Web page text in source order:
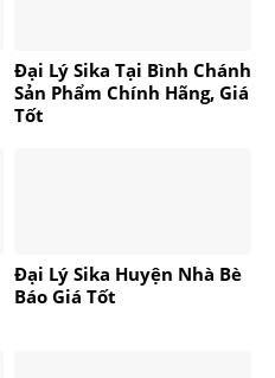
Đại Lý Sika Tại Bình Chánh
Sản Phẩm Chính Hãng, Giá
Tốt
Đại Lý Sika Huyện Nhà Bè
Báo Giá Tốt